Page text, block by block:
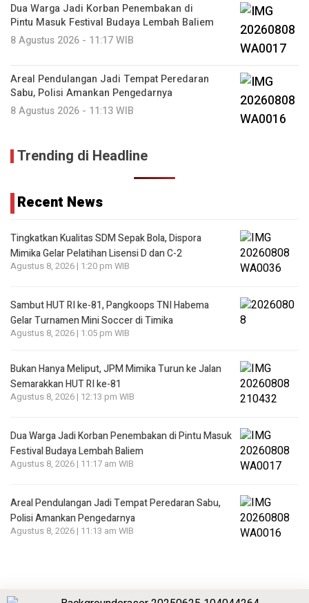
Dua Warga Jadi Korban Penembakan di
Pintu Masuk Festival Budaya Lembah Baliem
8 Agustus 2026 - 11:17 WIB
Areal Pendulangan Jadi Tempat Peredaran
Sabu, Polisi Amankan Pengedarnya
8 Agustus 2026 - 11:13 WIB
Trending di Headline
Recent News
Tingkatkan Kualitas SDM Sepak Bola, Dispora
Mimika Gelar Pelatihan Lisensi D dan C-2
Agustus 8, 2026 | 1:20 pm WIB
Sambut HUT RI ke-81, Pangkoops TNI Habema
Gelar Turnamen Mini Soccer di Timika
Agustus 8, 2026 | 1:05 pm WIB
Bukan Hanya Meliput, JPM Mimika Turun ke Jalan
Semarakkan HUT RI ke-81
Agustus 8, 2026 | 12:13 pm WIB
Dua Warga Jadi Korban Penembakan di Pintu Masuk
Festival Budaya Lembah Baliem
Agustus 8, 2026 | 11:17 am WIB
Areal Pendulangan Jadi Tempat Peredaran Sabu,
Polisi Amankan Pengedarnya
Agustus 8, 2026 | 11:13 am WIB